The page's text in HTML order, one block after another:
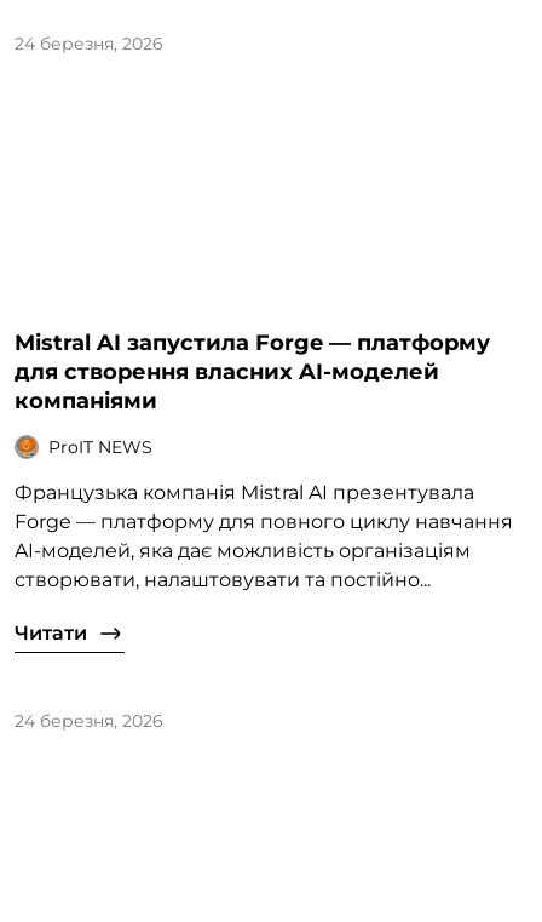
24 березня, 2026
Mistral AI запустила Forge — платформу
для створення власних AI-моделей
компаніями
ProIT NEWS
Французька компанія Mistral AI презентувала
Forge — платформу для повного циклу навчання
AI-моделей, яка дає можливість організаціям
створювати, налаштовувати та постійно...
Читати
24 березня, 2026